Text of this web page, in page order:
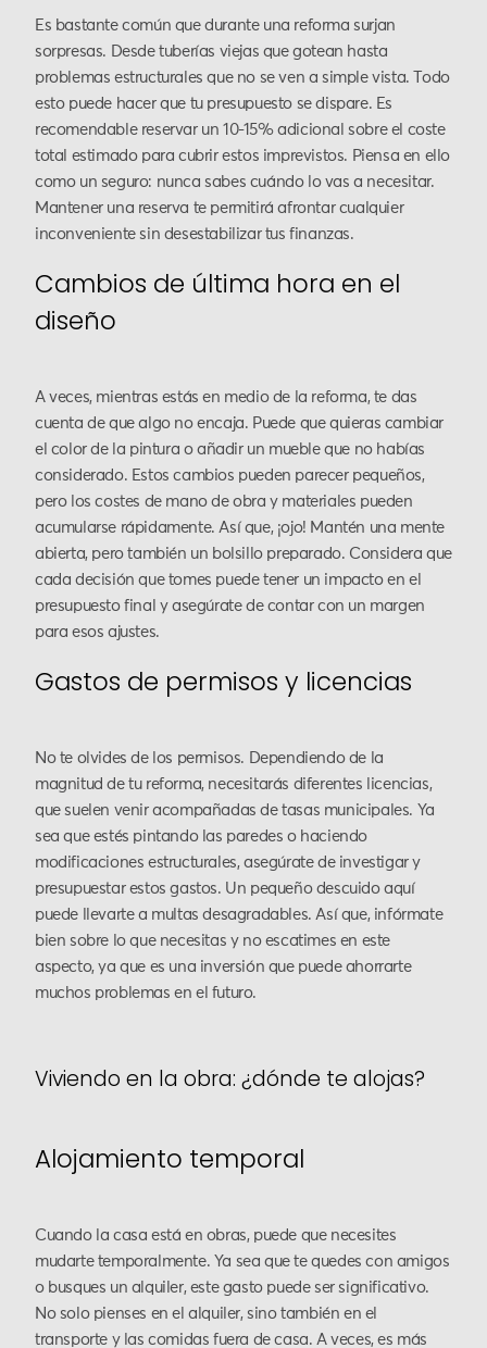
Es bastante común que durante una reforma surjan
sorpresas. Desde tuberías viejas que gotean hasta
problemas estructurales que no se ven a simple vista. Todo
esto puede hacer que tu presupuesto se dispare. Es
recomendable reservar un 10-15% adicional sobre el coste
total estimado para cubrir estos imprevistos. Piensa en ello
como un seguro: nunca sabes cuándo lo vas a necesitar.
Mantener una reserva te permitirá afrontar cualquier
inconveniente sin desestabilizar tus finanzas.
Cambios de última hora en el
diseño
A veces, mientras estás en medio de la reforma, te das
cuenta de que algo no encaja. Puede que quieras cambiar
el color de la pintura o añadir un mueble que no habías
considerado. Estos cambios pueden parecer pequeños,
pero los costes de mano de obra y materiales pueden
acumularse rápidamente. Así que, ¡ojo! Mantén una mente
abierta, pero también un bolsillo preparado. Considera que
cada decisión que tomes puede tener un impacto en el
presupuesto final y asegúrate de contar con un margen
para esos ajustes.
Gastos de permisos y licencias
No te olvides de los permisos. Dependiendo de la
magnitud de tu reforma, necesitarás diferentes licencias,
que suelen venir acompañadas de tasas municipales. Ya
sea que estés pintando las paredes o haciendo
modificaciones estructurales, asegúrate de investigar y
presupuestar estos gastos. Un pequeño descuido aquí
puede llevarte a multas desagradables. Así que, infórmate
bien sobre lo que necesitas y no escatimes en este
aspecto, ya que es una inversión que puede ahorrarte
muchos problemas en el futuro.
Viviendo en la obra: ¿dónde te alojas?
Alojamiento temporal
Cuando la casa está en obras, puede que necesites
mudarte temporalmente. Ya sea que te quedes con amigos
o busques un alquiler, este gasto puede ser significativo.
No solo pienses en el alquiler, sino también en el
transporte y las comidas fuera de casa. A veces, es más